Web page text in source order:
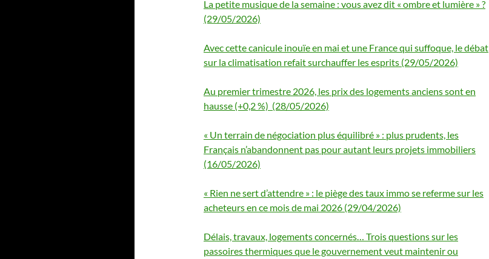
La petite musique de la semaine : vous avez dit « ombre et lumière » ?
(29/05/2026)
Avec cette canicule inouïe en mai et une France qui suffoque, le débat
sur la climatisation refait surchauffer les esprits (29/05/2026)
Au premier trimestre 2026, les prix des logements anciens sont en
hausse (+0,2 %) (28/05/2026)
« Un terrain de négociation plus équilibré » : plus prudents, les
Français n’abandonnent pas pour autant leurs projets immobiliers
(16/05/2026)
« Rien ne sert d’attendre » : le piège des taux immo se referme sur les
acheteurs en ce mois de mai 2026 (29/04/2026)
Délais, travaux, logements concernés… Trois questions sur les
passoires thermiques que le gouvernement veut maintenir ou